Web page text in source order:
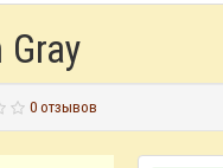
0 отзывов